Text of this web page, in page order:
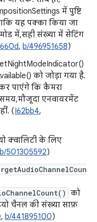
में पुष्टि
यह पक्का किया जा
में, सही संख्या में सेटिंग
, b/496951658)
को जोड़ा गया है.
पाएंगे कि कैमरा
मौजूदा एनवायरमेंट
(I62bb4,
क्वालिटी के लिए
b/501305592)
को
चैनल की संख्या साफ़
, b/441895100)